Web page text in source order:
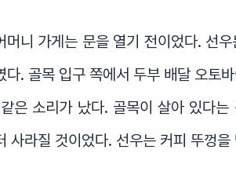
머니 가게는 문을 열기 전이었다. 선
다. 골목 입구 쪽에서 두부 배달 오토
은 소리가 났다. 골목이 살아 있다는
사라질 것이었다. 선우는 커피 뚜껑